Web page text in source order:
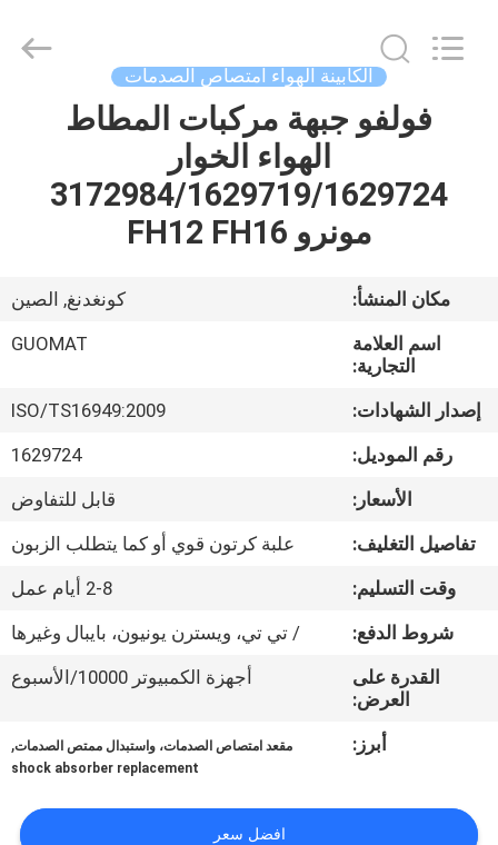
الصفحة
معلومات
جولة
المعمل
مراقبة
الجودة
اتصل
اقتباس
الكابينة الهواء امتصاص الصدمات
فولفو جبهة مركبات المطاط
الهواء الخوار
3172984/1629719/1629724
مونرو FH12 FH16
مكان المنشأ:
كونغدنغ, الصين
اسم العلامة
التجارية:
GUOMAT
إصدار الشهادات:
ISO/TS16949:2009
رقم الموديل:
1629724
الأسعار:
قابل للتفاوض
تفاصيل التغليف:
علبة كرتون قوي أو كما يتطلب الزبون
وقت التسليم:
2-8 أيام عمل
شروط الدفع:
/ تي تي، ويسترن يونيون، بايبال وغيرها
القدرة على
العرض:
أجهزة الكمبيوتر 10000/الأسبوع
أبرز: مقعد امتصاص الصدمات، واستبدال ممتص الصدمات,
shock absorber replacement
افضل سعر